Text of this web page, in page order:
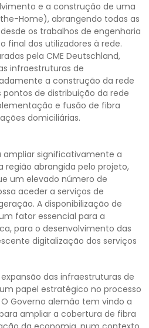
e a construção de uma
Home), abrangendo todas as
os trabalhos de engenharia
final dos utilizadores à rede.
pela CME Deutschland,
infraestruturas de
a construção da rede
de distribuição da rede
e fusão de fibra
domiciliárias.
ampliar significativamente a
abrangida pelo projeto,
um elevado número de
aceder a serviços de
A disponibilização de
fator essencial para a
para o desenvolvimento das
digitalização dos serviços
das infraestruturas de
papel estratégico no processo
Governo alemão tem vindo a
ampliar a cobertura de fibra